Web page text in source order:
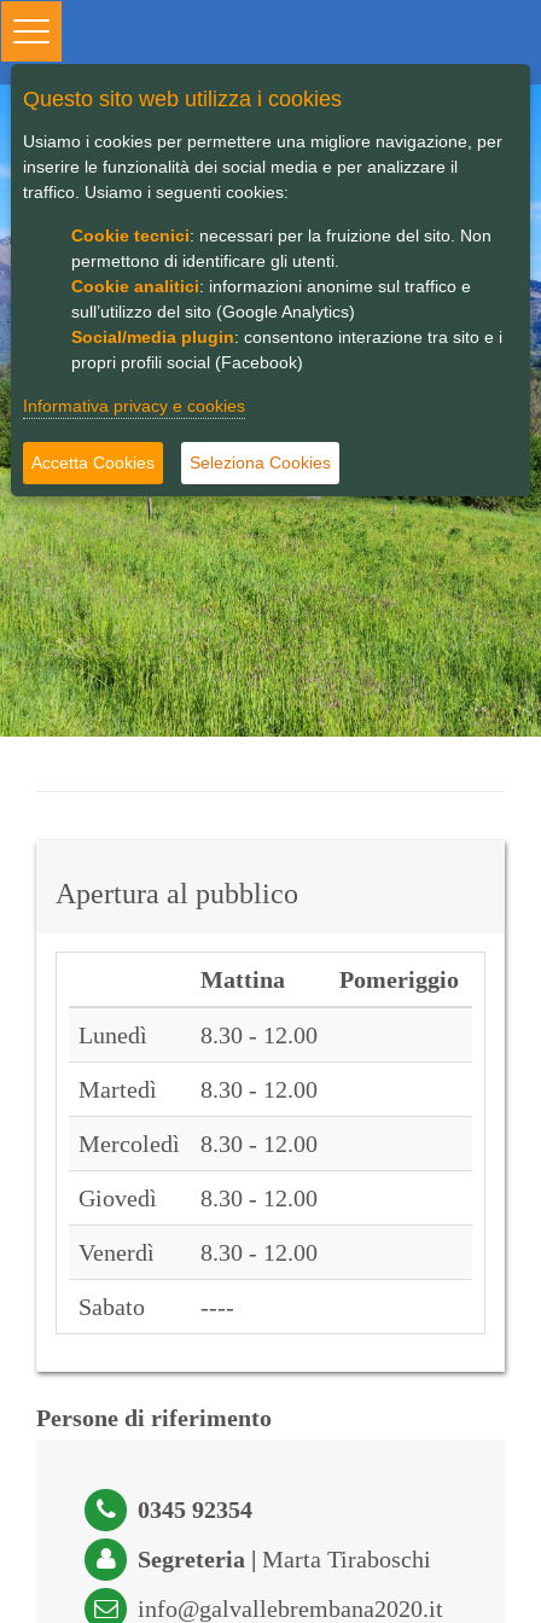
Toggle
SEDE GAL
Apertura al pubblico
Mattina Pomeriggio
Lunedì 8.30 - 12.00
Martedì 8.30 - 12.00
Mercoledì 8.30 - 12.00
Giovedì 8.30 - 12.00
Venerdì 8.30 - 12.00
Sabato ----
Persone di riferimento
0345 92354
Segreteria | Marta Tiraboschi
info@galvallebrembana2020.it
Questo sito web utilizza i cookies
Usiamo i cookies per permettere una migliore navigazione, per
inserire le funzionalità dei social media e per analizzare il
traffico. Usiamo i seguenti cookies:
Cookie tecnici: necessari per la fruizione del sito. Non
permettono di identificare gli utenti.
Cookie analitici: informazioni anonime sul traffico e
sull’utilizzo del sito (Google Analytics)
Social/media plugin: consentono interazione tra sito e i
propri profili social (Facebook)
Informativa privacy e cookies
Accetta Cookies Seleziona Cookies